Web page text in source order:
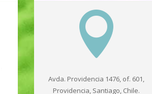

Avda. Providencia 1476, of. 601,
Providencia, Santiago, Chile.